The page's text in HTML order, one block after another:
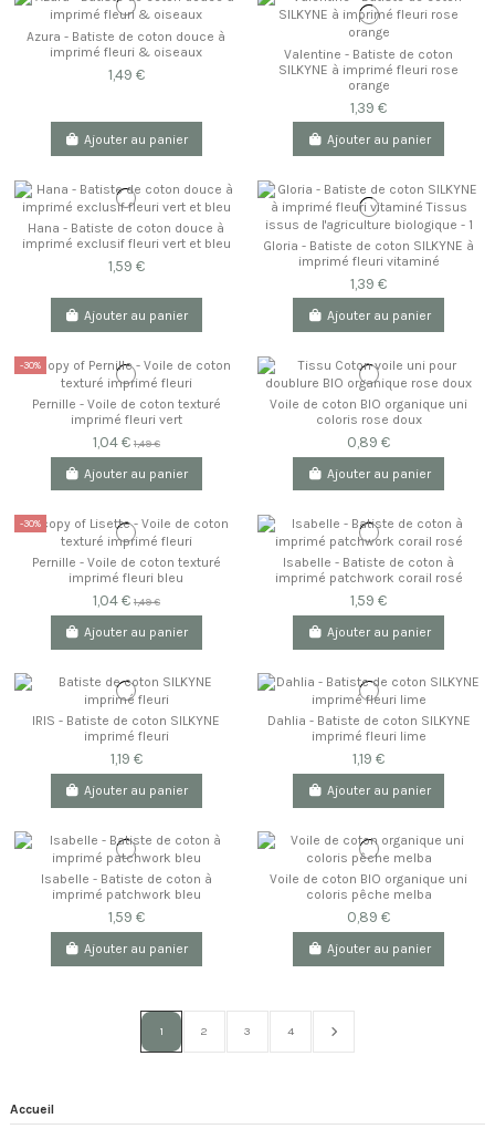
Azura - Batiste de coton douce à
imprimé fleuri & oiseaux
1,49 €
Ajouter au panier
Valentine - Batiste de coton
SILKYNE à imprimé fleuri rose
orange
1,39 €
Ajouter au panier
Hana - Batiste de coton douce à
imprimé exclusif fleuri vert et bleu
1,59 €
Ajouter au panier
Gloria - Batiste de coton SILKYNE à
imprimé fleuri vitaminé
1,39 €
Ajouter au panier
-30%
Pernille - Voile de coton texturé
imprimé fleuri vert
1,04 € 1,49 €
Ajouter au panier
Voile de coton BIO organique uni
coloris rose doux
0,89 €
Ajouter au panier
-30%
Pernille - Voile de coton texturé
imprimé fleuri bleu
1,04 € 1,49 €
Ajouter au panier
Isabelle - Batiste de coton à
imprimé patchwork corail rosé
1,59 €
Ajouter au panier
IRIS - Batiste de coton SILKYNE
imprimé fleuri
1,19 €
Ajouter au panier
Dahlia - Batiste de coton SILKYNE
imprimé fleuri lime
1,19 €
Ajouter au panier
Isabelle - Batiste de coton à
imprimé patchwork bleu
1,59 €
Ajouter au panier
Voile de coton BIO organique uni
coloris pêche melba
0,89 €
Ajouter au panier
1 2 3 4
Accueil